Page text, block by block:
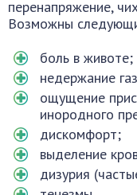
перенапряжение,
Возможны
боль в животе;
недержание
ощущение
инородного
дискомфорт;
выделение
дизурия